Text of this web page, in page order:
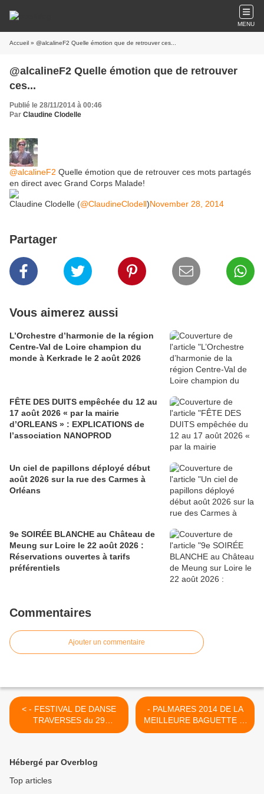
MENU
Accueil » @alcalineF2 Quelle émotion que de retrouver ces...
@alcalineF2 Quelle émotion que de retrouver
ces...
Publié le 28/11/2014 à 00:46
Par Claudine Clodelle
@alcalineF2 Quelle émotion que de retrouver ces mots partagés
en direct avec Grand Corps Malade!
Claudine Clodelle (@ClaudineClodell)November 28, 2014
Partager
Vous aimerez aussi
L’Orchestre d’harmonie de la région
Centre-Val de Loire champion du
monde à Kerkrade le 2 août 2026
FÊTE DES DUITS empêchée du 12 au
17 août 2026 « par la mairie
d’ORLEANS » : EXPLICATIONS de
l’association NANOPROD
Un ciel de papillons déployé début
août 2026 sur la rue des Carmes à
Orléans
9e SOIRÉE BLANCHE au Château de
Meung sur Loire le 22 août 2026 :
Réservations ouvertes à tarifs
préférentiels
Commentaires
Ajouter un commentaire
< - FESTIVAL DE DANSE
TRAVERSES du 29
novembre au 6...
- PALMARES 2014 DE LA
MEILLEURE BAGUETTE et
du MEILLEUR CROISSANT
Hébergé par Overblog
Top articles